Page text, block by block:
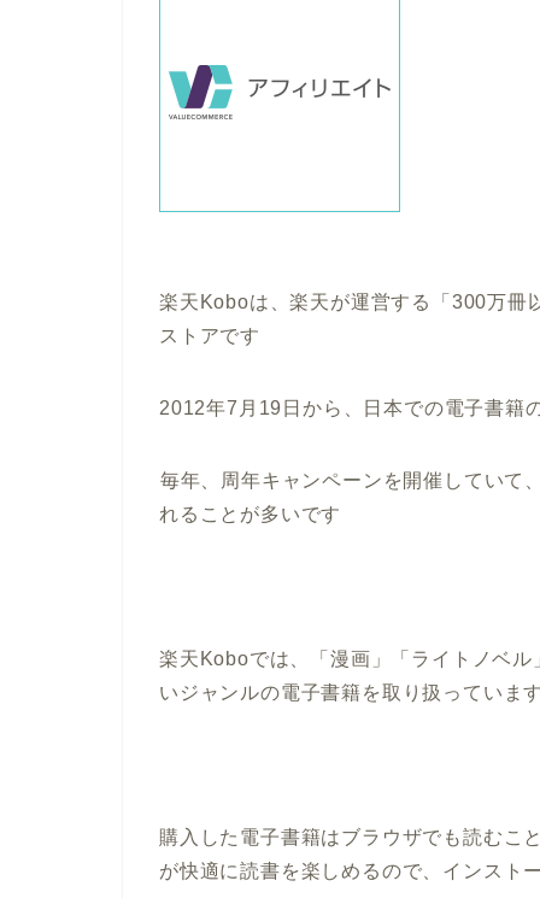
楽天Koboは、楽天が運営する「300万冊
ストアです
2012年7月19日から、日本での電子書籍
毎年、周年キャンペーンを開催してい
れることが多いです
楽天Koboでは、「漫画」「ライトノベ
いジャンルの電子書籍を取り扱っていま
購入した電子書籍はブラウザでも読むこ
が快適に読書を楽しめるので、インスト